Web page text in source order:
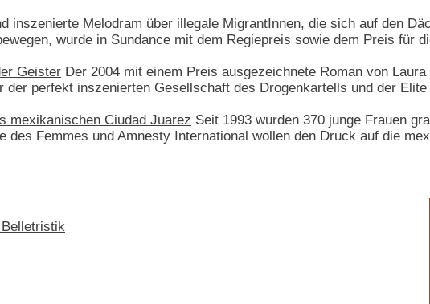
inszenierte Melodram über illegale MigrantInnen, die sich auf den
wurde in Sundance mit dem Regiepreis sowie dem Preis für
Geister Der 2004 mit einem Preis ausgezeichnete Roman von
der perfekt inszenierten Gesellschaft des Drogenkartells und der
mexikanischen Ciudad Juarez Seit 1993 wurden 370 junge Frauen
des Femmes und Amnesty International wollen den Druck auf die